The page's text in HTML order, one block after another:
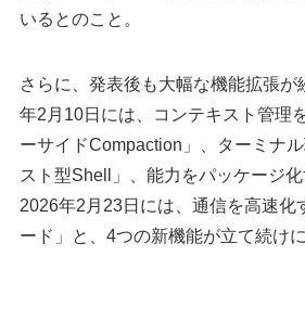
いるとのこと。
さらに、発表後も大幅な機能拡張
年2月10日には、コンテキスト管理
ーサイドCompaction」、ターミナ
スト型Shell」、能力をパッケージ化
2026年2月23日には、通信を高速化
ード」と、4つの新機能が立て続け